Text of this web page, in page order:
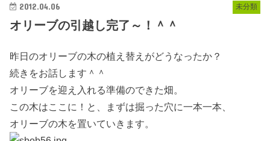
未分類
2012.04.06
オリーブの引越し完了～！＾＾
昨日のオリーブの木の植え替えがどうなったか？
続きをお話します＾＾
オリーブを迎え入れる準備のできた畑。
この木はここに！と、まずは掘った穴に一本一本、
オリーブの木を置いていきます。